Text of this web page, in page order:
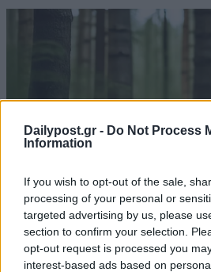
Dailypost.gr - Do Not Process
Information
If you wish to opt-out of the sale,
processing of your personal or
targeted advertising by us, please
section to confirm your selection.
opt-out request is processed you
interest-based ads based on